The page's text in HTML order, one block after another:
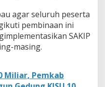
agar seluruh peserta
pembinaan ini
SAKIP
masing.
Miliar, Pemkab